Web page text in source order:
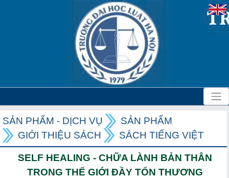
SẢN PHẨM - DỊCH VỤ
SẢN PHẨM
GIỚI THIỆU SÁCH
SÁCH TIẾNG VIỆT
SELF HEALING - CHỮA LÀNH BẢN THÂN
TRONG THẾ GIỚI ĐẦY TỔN THƯƠNG